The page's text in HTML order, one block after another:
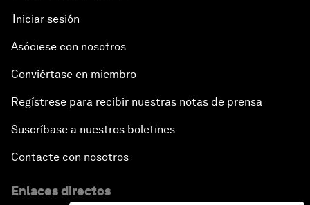
Iniciar sesión
Asóciese con nosotros
Conviértase en miembro
Regístrese para recibir nuestras notas de prensa
Suscríbase a nuestros boletines
Contacte con nosotros
Enlaces directos